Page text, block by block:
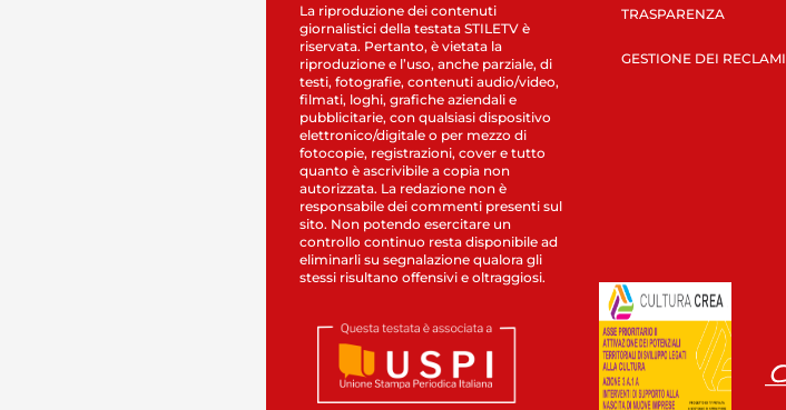
La riproduzione dei contenuti
giornalistici della testata STILETV è
riservata. Pertanto, è vietata la
riproduzione e l’uso, anche parziale, di
testi, fotografie, contenuti audio/video,
filmati, loghi, grafiche aziendali e
pubblicitarie, con qualsiasi dispositivo
elettronico/digitale o per mezzo di
fotocopie, registrazioni, cover e tutto
quanto è ascrivibile a copia non
autorizzata. La redazione non è
responsabile dei commenti presenti sul
sito. Non potendo esercitare un
controllo continuo resta disponibile ad
eliminarli su segnalazione qualora gli
stessi risultano offensivi e oltraggiosi.
TRASPARENZA
GESTIONE DEI RECLAMI